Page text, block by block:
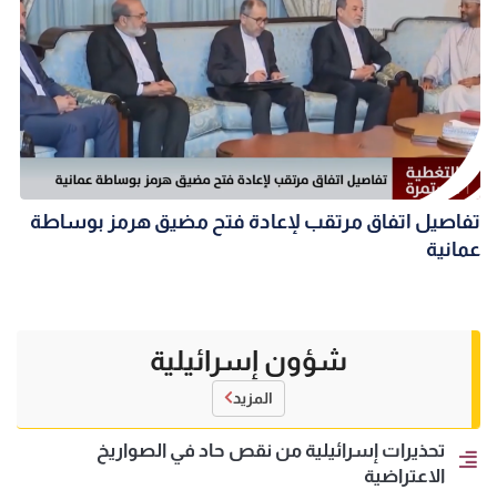
تفاصيل اتفاق مرتقب لإعادة فتح مضيق هرمز بوساطة
عمانية
شؤون إسرائيلية
المزيد
تحذيرات إسرائيلية من نقص حاد في الصواريخ
الاعتراضية